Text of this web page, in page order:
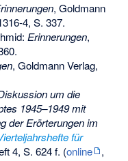
, Goldmann
4, S. 337.
Erinnerungen,
, Goldmann Verlag,
um die
1945–1949 mit
der Erörterungen im
für
4, S. 624 f. (online
,